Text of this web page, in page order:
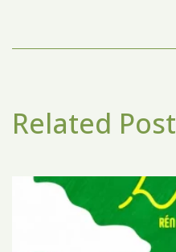
Related Post